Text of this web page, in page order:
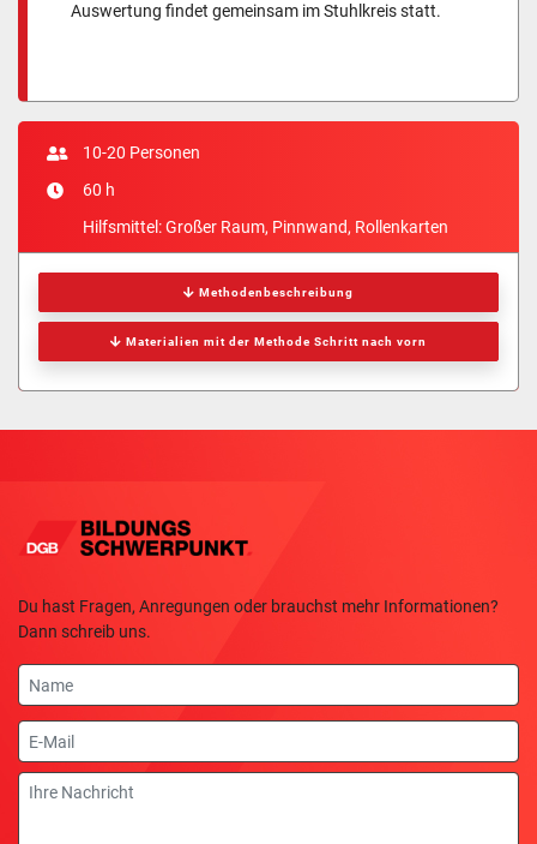
Auswertung findet gemeinsam im Stuhlkreis statt.
10-20 Personen
60 h
Hilfsmittel: Großer Raum, Pinnwand, Rollenkarten
Methodenbeschreibung
Materialien mit der Methode Schritt nach vorn
Du hast Fragen, Anregungen oder brauchst mehr Informationen?
Dann schreib uns.
Name
E-
Mail
Nachricht